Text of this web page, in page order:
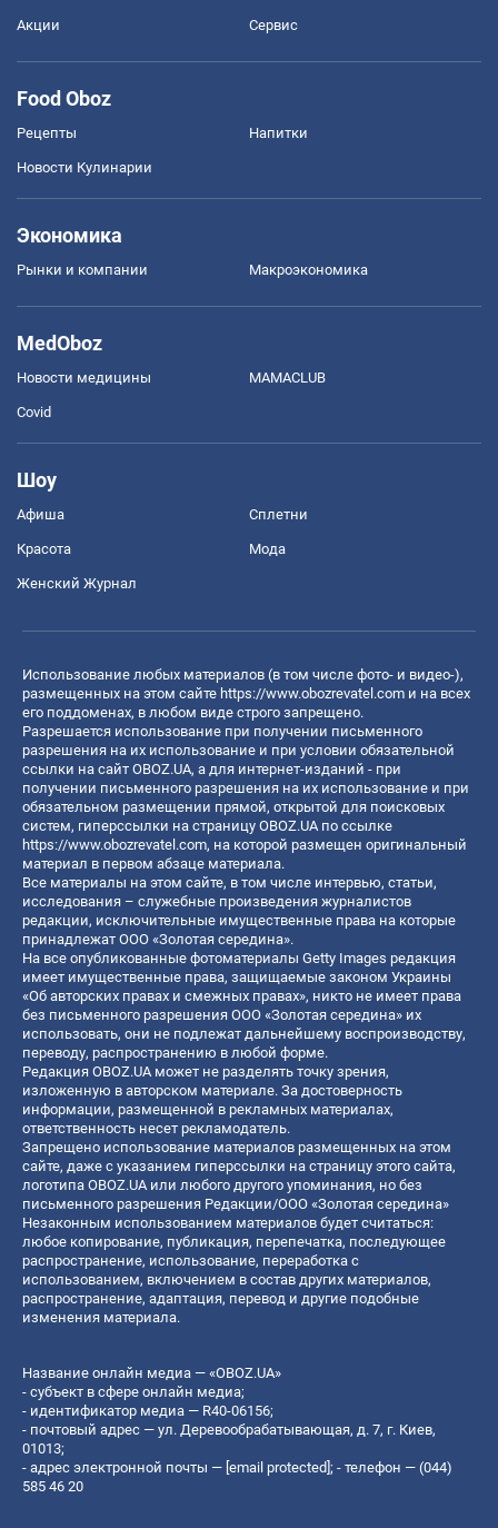
Акции Сервис
Food Oboz
Рецепты Напитки
Новости Кулинарии
Экономика
Рынки и компании Mакроэкономика
MedOboz
Новости медицины MAMACLUB
Covid
Шоу
Афиша Сплетни
Красота Мода
Женский Журнал
Использование любых материалов (в том числе фото- и видео-),
размещенных на этом сайте https://www.obozrevatel.com и на всех
его поддоменах, в любом виде строго запрещено.
Разрешается использование при получении письменного
разрешения на их использование и при условии обязательной
ссылки на сайт OBOZ.UA, а для интернет-изданий - при
получении письменного разрешения на их использование и при
обязательном размещении прямой, открытой для поисковых
систем, гиперссылки на страницу OBOZ.UA по ссылке
https://www.obozrevatel.com, на которой размещен оригинальный
материал в первом абзаце материала.
Все материалы на этом сайте, в том числе интервью, статьи,
исследования – служебные произведения журналистов
редакции, исключительные имущественные права на которые
принадлежат ООО «Золотая середина».
На все опубликованные фотоматериалы Getty Images редакция
имеет имущественные права, защищаемые законом Украины
«Об авторских правах и смежных правах», никто не имеет права
без письменного разрешения ООО «Золотая середина» их
использовать, они не подлежат дальнейшему воспроизводству,
переводу, распространению в любой форме.
Редакция OBOZ.UA может не разделять точку зрения,
изложенную в авторском материале. За достоверность
информации, размещенной в рекламных материалах,
ответственность несет рекламодатель.
Запрещено использование материалов размещенных на этом
сайте, даже с указанием гиперссылки на страницу этого сайта,
логотипа OBOZ.UA или любого другого упоминания, но без
письменного разрешения Редакции/ООО «Золотая середина»
Незаконным использованием материалов будет считаться:
любое копирование, публикация, перепечатка, последующее
распространение, использование, переработка с
использованием, включением в состав других материалов,
распространение, адаптация, перевод и другие подобные
изменения материала.
Название онлайн медиа — «OBOZ.UA»
- субъект в сфере онлайн медиа;
- идентификатор медиа — R40-06156;
- почтовый адрес — ул. Деревообрабатывающая, д. 7, г. Киев,
01013;
- адрес электронной почты — [email protected]; - телефон — (044)
585 46 20